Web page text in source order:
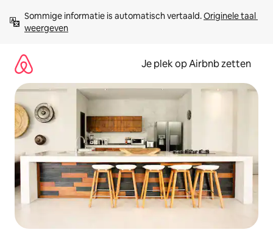
direct
naar
Sommige informatie is automatisch vertaald. Originele taal
weergeven
Je plek op Airbnb zetten